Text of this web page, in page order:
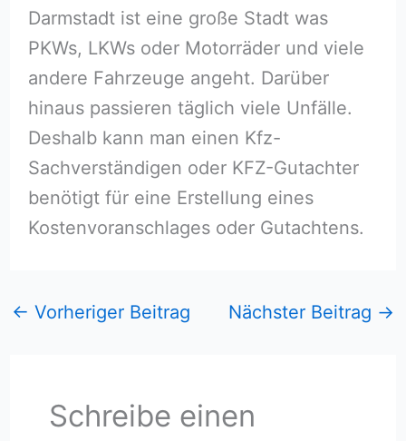
Darmstadt ist eine große Stadt was
PKWs, LKWs oder Motorräder und viele
andere Fahrzeuge angeht. Darüber
hinaus passieren täglich viele Unfälle.
Deshalb kann man einen Kfz-
Sachverständigen oder KFZ-Gutachter
benötigt für eine Erstellung eines
Kostenvoranschlages oder Gutachtens.
← Vorheriger Beitrag Nächster Beitrag →
Schreibe einen